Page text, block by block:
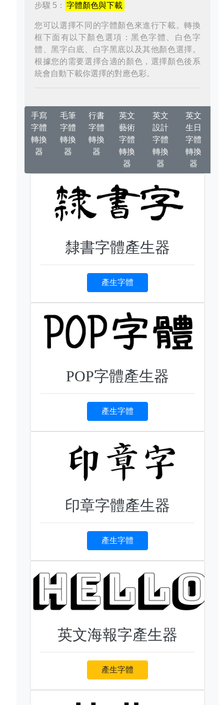
步驟 5： 字體顏色與下載
您可以選擇不同的字體顏色來進行下載。轉換
框下面有以下顏色選項：黑色字體、白色字
體、黑字白底、白字黑底以及其他顏色選擇。
根據您的需要選擇合適的顏色，選擇顏色後系
統會自動下載你選擇的對應色彩。
手寫
字體
轉換
器
毛筆
字體
轉換
器
行書
字體
轉換
器
英文
藝術
字體
轉換
器
英文
設計
字體
轉換
器
英文
生日
字體
轉換
器
隸書字體產生器
產生字體
POP字體產生器
產生字體
印章字體產生器
產生字體
英文海報字產生器
產生字體